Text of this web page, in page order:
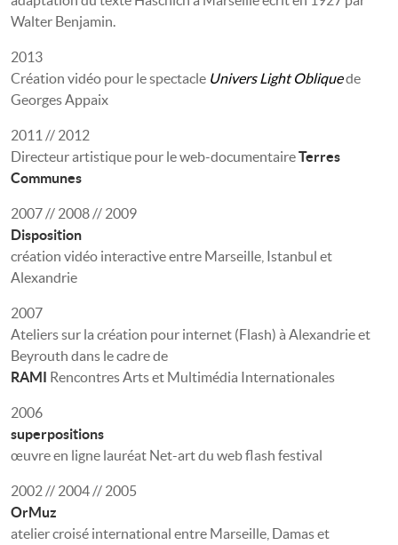
Walter Benjamin.
2013
Création vidéo pour le spectacle Univers Light Obliquede
Georges Appaix
2011 // 2012
Directeur artistique pour le web-documentaireTerres
Communes
2007 // 2008 // 2009
Disposition
création vidéo interactive entre Marseille, Istanbul et
Alexandrie
2007
Ateliers sur la création pour internet (Flash) à Alexandrie et
Beyrouth dans le cadre de
RAMI Rencontres Arts et Multimédia Internationales
2006
superpositions
œuvre en ligne lauréat Net-art du web flash festival
2002 // 2004 // 2005
OrMuz
atelier croisé international entre Marseille, Damas et